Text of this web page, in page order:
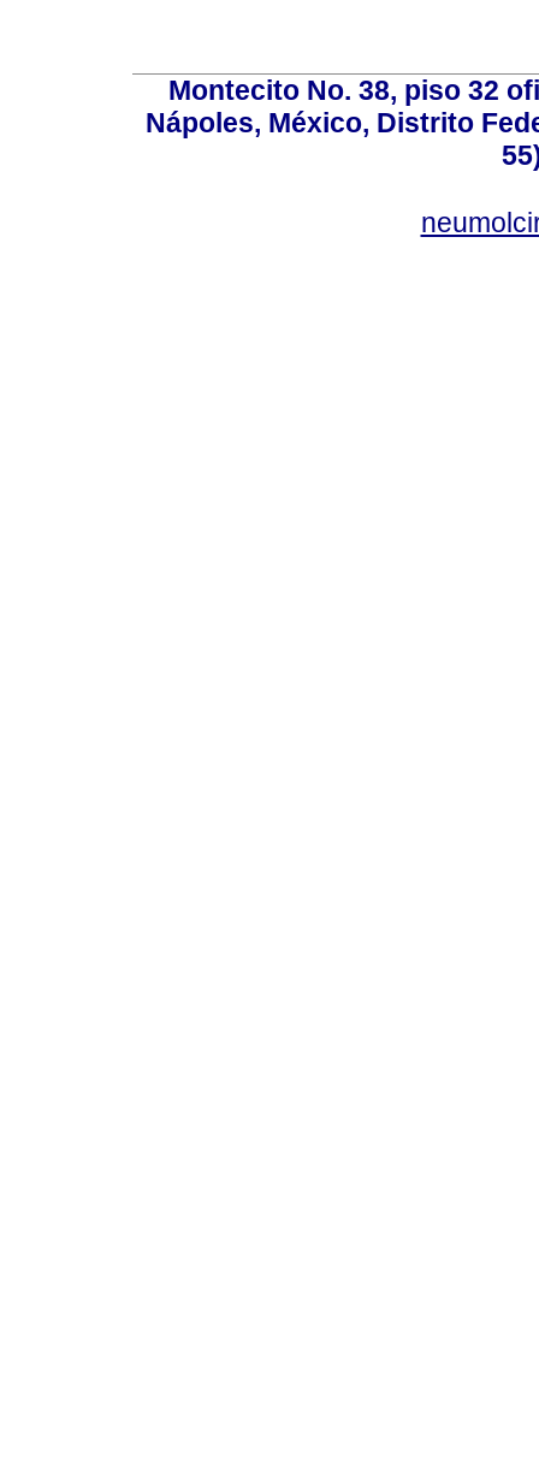
Montecito No. 38, piso 32
Nápoles, México, Distrito